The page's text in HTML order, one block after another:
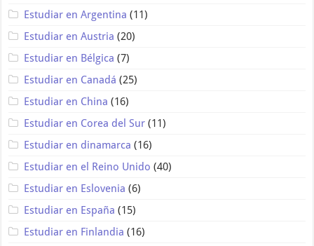
Estudiar en Argentina (11)
Estudiar en Austria (20)
Estudiar en Bélgica (7)
Estudiar en Canadá (25)
Estudiar en China (16)
Estudiar en Corea del Sur (11)
Estudiar en dinamarca (16)
Estudiar en el Reino Unido (40)
Estudiar en Eslovenia (6)
Estudiar en España (15)
Estudiar en Finlandia (16)